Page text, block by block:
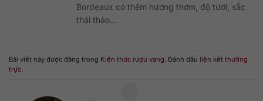
Bordeaux có thêm hương thơm, độ tươi, sắc
thái thảo...
Bài viết này được đăng trong Kiến thức rượu vang. Đánh dấu liên kết thường
trực.